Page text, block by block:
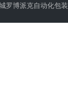
罗博派克自动化